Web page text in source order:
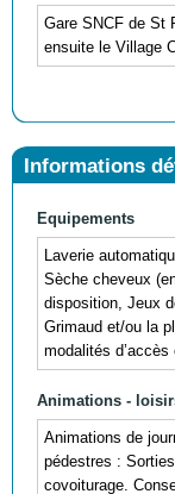
Gare SNCF de St
ensuite le Village
Informations
Equipements
Laverie
Sèche cheveux
disposition, Jeux
Grimaud et/ou la
modalités
Animations -
Animations de
pédestres :
covoiturage.